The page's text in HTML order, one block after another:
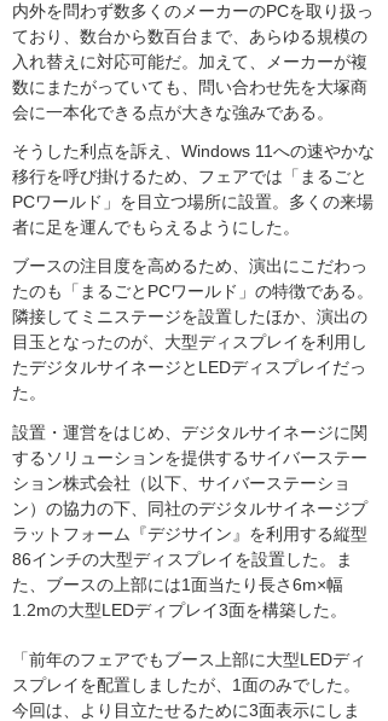
内外を問わず数多くのメーカーのPCを取り扱っ
ており、数台から数百台まで、あらゆる規模の
入れ替えに対応可能だ。加えて、メーカーが複
数にまたがっていても、問い合わせ先を大塚商
会に一本化できる点が大きな強みである。
そうした利点を訴え、Windows 11への速やかな
移行を呼び掛けるため、フェアでは「まるごと
PCワールド」を目立つ場所に設置。多くの来場
者に足を運んでもらえるようにした。
ブースの注目度を高めるため、演出にこだわっ
たのも「まるごとPCワールド」の特徴である。
隣接してミニステージを設置したほか、演出の
目玉となったのが、大型ディスプレイを利用し
たデジタルサイネージとLEDディスプレイだっ
た。
設置・運営をはじめ、デジタルサイネージに関
するソリューションを提供するサイバーステー
ション株式会社（以下、サイバーステーショ
ン）の協力の下、同社のデジタルサイネージプ
ラットフォーム『デジサイン』を利用する縦型
86インチの大型ディスプレイを設置した。ま
た、ブースの上部には1面当たり長さ6m×幅
1.2mの大型LEDディプレイ3面を構築した。
「前年のフェアでもブース上部に大型LEDディ
スプレイを配置しましたが、1面のみでした。
今回は、より目立たせるために3面表示にしま